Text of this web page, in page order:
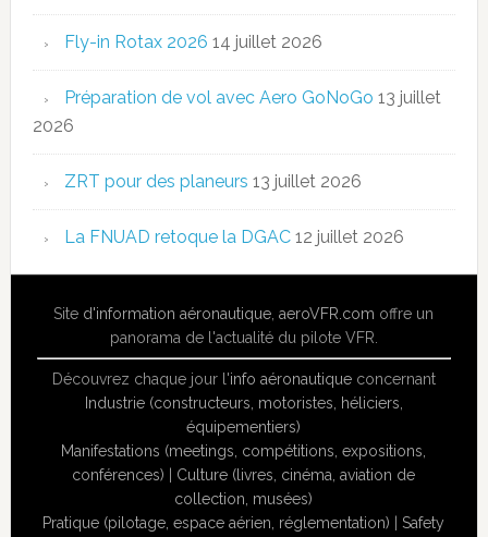
Fly-in Rotax 2026 14 juillet 2026
Préparation de vol avec Aero GoNoGo 13 juillet
2026
ZRT pour des planeurs 13 juillet 2026
La FNUAD retoque la DGAC 12 juillet 2026
Site d'information aéronautique ,aeroVFR.com offre un
panorama de l'actualité du pilote VFR.
Découvrez chaque jour l'info aéronautiqueconcernant
Industrie (constructeurs, motoristes, héliciers,
équipementiers)
Manifestations (meetings, compétitions, expositions,
conférences) | Culture (livres, cinéma, aviation de
collection, musées)
Pratique (pilotage, espace aérien, réglementation) |Safety